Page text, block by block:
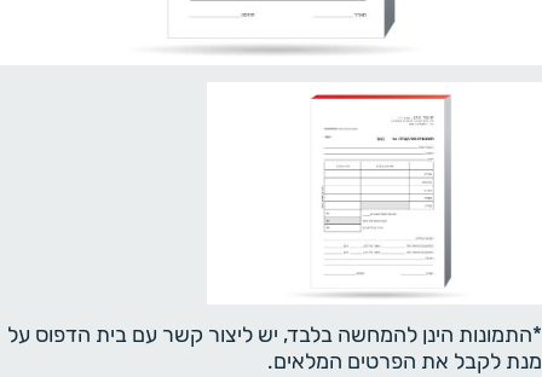
*התמונות הינן להמחשה בלבד, יש ליצור קשר עם בית הדפוס על
מנת לקבל את הפרטים המלאים.